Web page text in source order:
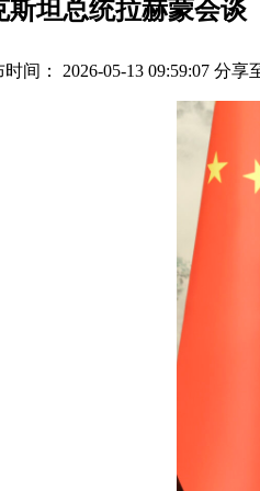
斯坦总统拉赫蒙会谈
时间： 2026-05-13 09:59:07 分享